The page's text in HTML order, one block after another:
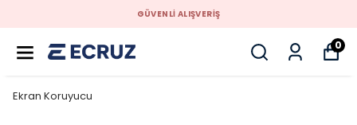
GÜVENLİ ALIŞVERİŞ
0
Ekran Koruyucu